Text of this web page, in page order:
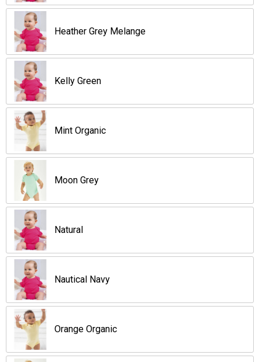
Bowlingtassen
Strandtassen
Katoenen draagtassen
Rugzakken
Heather Grey Melange
Kelly Green
Mint Organic
Moon Grey
Natural
Nautical Navy
Orange Organic